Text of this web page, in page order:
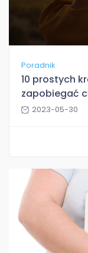
Poradnik
10 prostych
zapobiegać
2023-05-30